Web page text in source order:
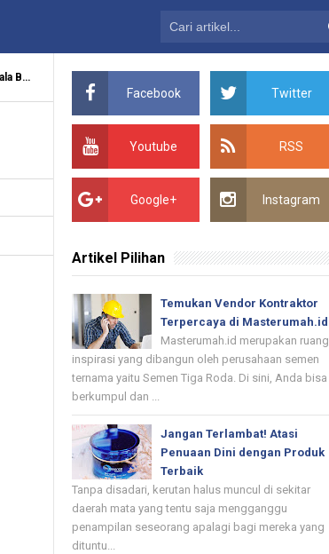
?
Facebook Twitter
Youtube RSS
Google+ Instagram
Artikel Pilihan
Temukan Vendor Kontraktor
Terpercaya di Masterumah.id
Masterumah.id merupakan ruang
inspirasi yang dibangun oleh perusahaan semen
ternama yaitu Semen Tiga Roda. Di sini, Anda bisa
berkumpul dan ...
Jangan Terlambat! Atasi
Penuaan Dini dengan Produk
Terbaik
Tanpa disadari, kerutan halus muncul di sekitar
daerah mata yang tentu saja mengganggu
penampilan seseorang apalagi bagi mereka yang
dituntu...